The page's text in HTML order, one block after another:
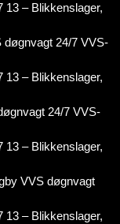
13 – Blikkenslager,
døgnvagt 24/7 VVS-
13 – Blikkenslager,
24/7 VVS-
13 – Blikkenslager,
VVS døgnvagt
13 – Blikkenslager,